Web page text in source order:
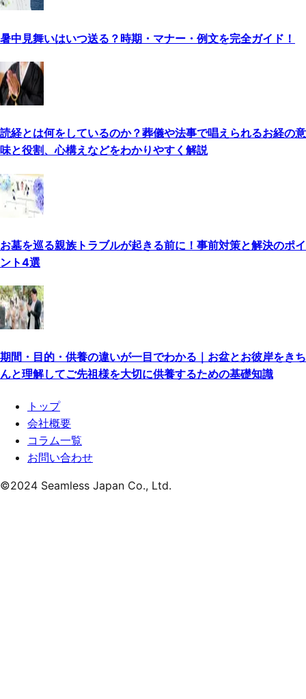
暑中見舞いはいつ送る？時期・マナー・例文を完全ガイド！
読経とは何をしているのか？葬儀や法事で唱えられるお経の意
味と役割、心構えなどをわかりやすく解説
お墓を巡る親族トラブルが起きる前に！事前対策と解決のポイ
ント4選
期間・目的・供養の違いが一目でわかる｜お盆とお彼岸をきち
んと理解してご先祖様を大切に供養するための基礎知識
トップ
会社概要
コラム一覧
お問い合わせ
©2024 Seamless Japan Co., Ltd.